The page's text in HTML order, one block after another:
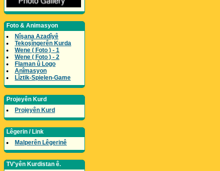
Foto & Animasyon
Nîşana Azadîyê
Tekoşîngerên Kurda
Wene ( Foto ) - 1
Wene ( Foto ) - 2
Flaman û Logo
Anîmasyon
Lîztik-Spielen-Game
Projeyên Kurd
Projeyên Kurd
Lêgerin / Link
Malperên Lêgerinê
TV'yên Kurdistan ê.